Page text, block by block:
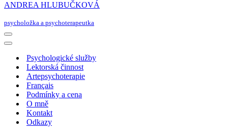
ANDREA HLUBUČKOVÁ
psycholožka a psychoterapeutka
Navigační
menu
Navigační
Psychologické služby
Lektorská činnost
Artepsychoterapie
Français
Podmínky a cena
O mně
Kontakt
Odkazy